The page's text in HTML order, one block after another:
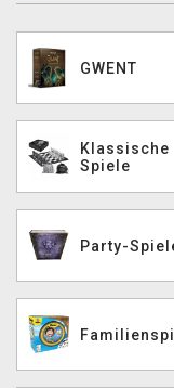
GWENT
Klassische
Spiele
Party-